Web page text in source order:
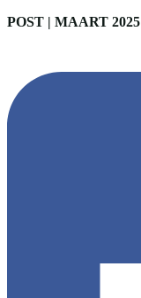
POST | MAART 2025